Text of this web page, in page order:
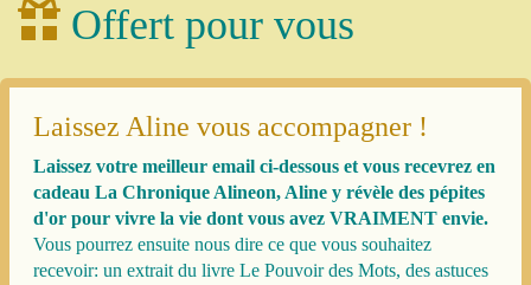
Offert pour vous
Laissez Aline vous accompagner !
Laissez votre meilleur email ci-dessous et vous recevrez en
cadeau La Chronique Alineon, Aline y révèle des pépites
d'or pour vivre la vie dont vous avez VRAIMENT envie.
Vous pourrez ensuite nous dire ce que vous souhaitez
recevoir: un extrait du livre Le Pouvoir des Mots, des astuces